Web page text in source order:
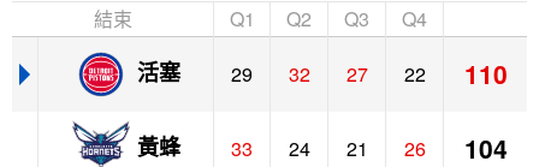
結束 Q1 Q2 Q3 Q4
活塞 29 32 27 22 110
黃蜂 33 24 21 26 104